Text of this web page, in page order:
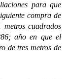
para que
compra de
metros cuadrados
año en que el
de tres metros de